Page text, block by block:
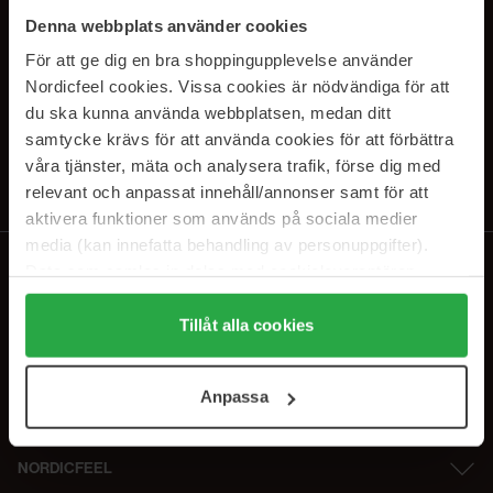
Denna webbplats använder cookies
För att ge dig en bra shoppingupplevelse använder
Nordicfeel cookies. Vissa cookies är nödvändiga för att
du ska kunna använda webbplatsen, medan ditt
samtycke krävs för att använda cookies för att förbättra
våra tjänster, mäta och analysera trafik, förse dig med
relevant och anpassat innehåll/annonser samt för att
aktivera funktioner som används på sociala medier
media (kan innefatta behandling av personuppgifter).
Genom att trycka på "Tillåt alla cookies" accepterar du
alla cookies, medan du under "Detaljer" kan anpassa
användningen av cookies. Du kan när som helst återkalla
samt vår Integritetspolicy.
Tillåt alla cookies
Anpassa
SUBSCRIBE TO OUR
NEWSLETTER
Ved å abonnere godtar du vårpersonvernerklæring. Du kan melde deg
av når som helst.
NORDICFEEL